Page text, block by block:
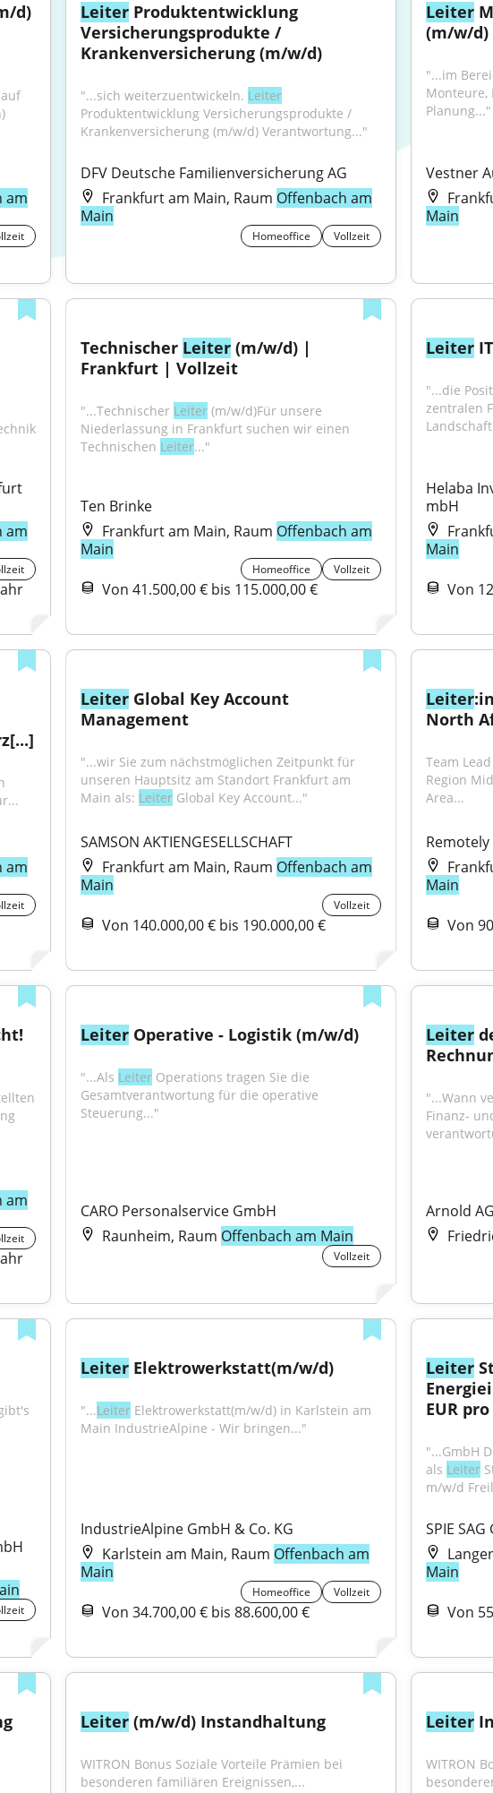
d)
am
Leiter Produktentwicklung
Versicherungsprodukte /
Krankenversicherung (m/w/d)
"...sich weiterzuentwickeln. Leiter
Produktentwicklung Versicherungsprodukte /
Krankenversicherung (m/w/d) Verantwortung..."
DFV Deutsche Familienversicherung AG
Frankfurt am Main, Raum Offenbach am
Main
Homeoffice Vollzeit
Leiter
(m/w/d)
"...im
Monteure,
Planung..."
Vestner
Main
am
Technischer Leiter (m/w/d) |
Frankfurt | Vollzeit
"...Technischer Leiter (m/w/d)Für unsere
Niederlassung in Frankfurt suchen wir einen
Technischen Leiter..."
Ten Brinke
Frankfurt am Main, Raum Offenbach am
Main
Homeoffice Vollzeit
Von 41.500,00 € bis 115.000,00 €
Leiter
"...die
zentralen
Helaba
mbH
Main
Von
am
Leiter Global Key Account
Management
"...wir Sie zum nächstmöglichen Zeitpunkt für
unseren Hauptsitz am Standort Frankfurt am
Main als: Leiter Global Key Account..."
SAMSON AKTIENGESELLSCHAFT
Frankfurt am Main, Raum Offenbach am
Main
Vollzeit
Von 140.000,00 € bis 190.000,00 €
Leiter
North
Team
Region
Area...
Remotely
Main
Von
am
Leiter Operative - Logistik (m/w/d)
"...Als Leiter Operations tragen Sie die
Gesamtverantwortung für die operative
Steuerung..."
CARO Personalservice GmbH
Raunheim, Raum Offenbach am Main
Vollzeit
Leiter
"...Wann
Finanz-
Arnold AG
Leiter Elektrowerkstatt(m/w/d)
"...Leiter Elektrowerkstatt(m/w/d) in Karlstein am
Main IndustrieAlpine - Wir bringen..."
IndustrieAlpine GmbH & Co. KG
Karlstein am Main, Raum Offenbach am
Main
Homeoffice Vollzeit
Von 34.700,00 € bis 88.600,00 €
Leiter
EUR
"...GmbH
als Leiter
m/w/d
SPIE
Main
Von
Leiter (m/w/d) Instandhaltung
WITRON Bonus Soziale Vorteile Prämien bei
besonderen familiären Ereignissen,...
Leiter
WITRON